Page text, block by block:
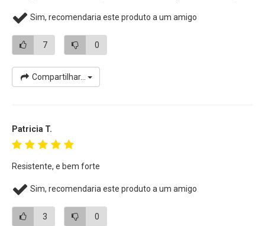
Sim, recomendaria este produto a um amigo
7 0
Compartilhar...
Patricia T.
Resistente, e bem forte
Sim, recomendaria este produto a um amigo
3 0